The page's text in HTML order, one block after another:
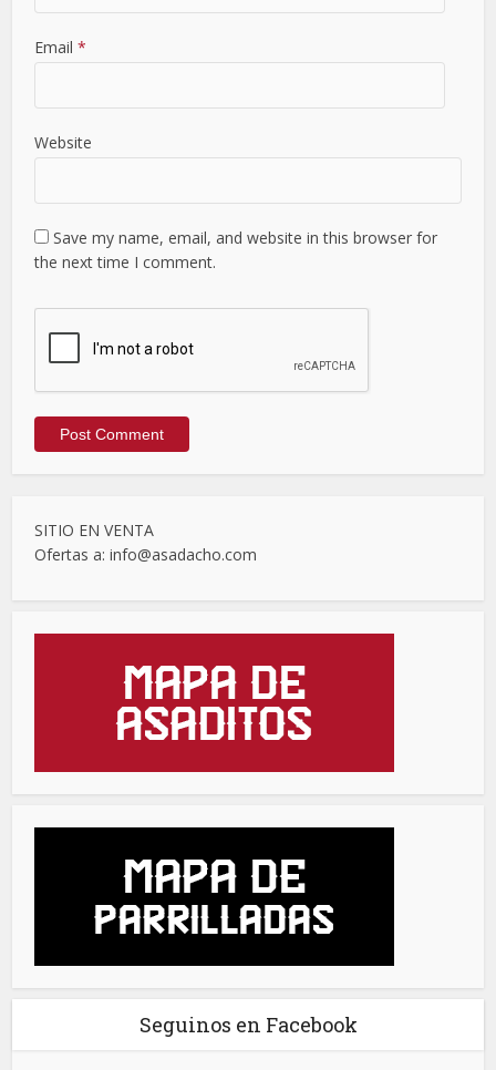
Email *
Website
Save my name, email, and website in this browser for
the next time I comment.
SITIO EN VENTA
Ofertas a: info@asadacho.com
Seguinos en Facebook